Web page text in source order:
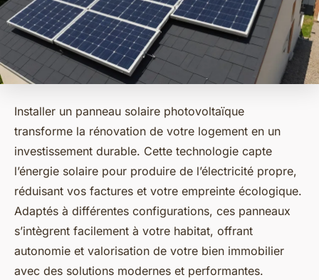
Installer un panneau solaire photovoltaïque
transforme la rénovation de votre logement en un
investissement durable. Cette technologie capte
l’énergie solaire pour produire de l’électricité propre,
réduisant vos factures et votre empreinte écologique.
Adaptés à différentes configurations, ces panneaux
s’intègrent facilement à votre habitat, offrant
autonomie et valorisation de votre bien immobilier
avec des solutions modernes et performantes.